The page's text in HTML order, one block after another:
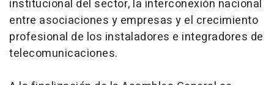
institucional del sector, la interconexión nacional
entre asociaciones y empresas y el crecimiento
profesional de los instaladores e integradores de
telecomunicaciones.